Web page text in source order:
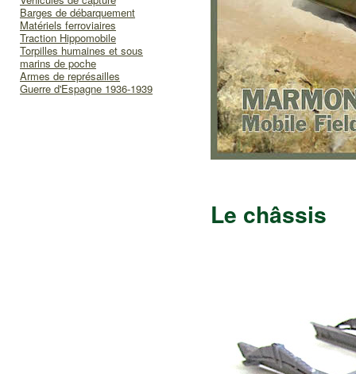
Barges de débarquement
Matériels ferroviaires
Traction Hippomobile
Torpilles humaines et sous
marins de poche
Armes de représailles
Guerre d'Espagne 1936-1939
Le châssis